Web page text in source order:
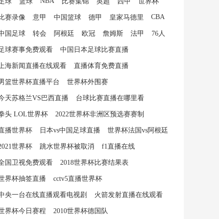
赛录像 意甲 中国篮球 德甲 皇家马德里 CBA
国足球 转会 阿根廷 欧冠 詹姆斯 法甲 76人
球赛事免费观看 中国日本足球比赛直播
海新闻直播在线观看 直播体育免费直播
篮世界杯直播平台 世界杯外围赛
天苏格兰VS巴西直播 台球比赛直播在哪里看
头 LOL世界杯 2022世界杯非洲区预选赛赛制
播世界杯 日本vs中国足球直播 世界杯法国vs阿根廷
世界杯 跳水世界杯被取消 f1直播在线
国卫视免费观看 2018世界杯比赛结果表
界杯抽签直播 cctv5直播世界杯
央一台在线直播观看电视剧 火箭发射直播在线观看
界杯今日赛程 2010世界杯德国队